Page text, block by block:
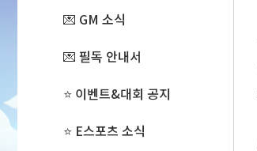
💌 GM 소식
💌 필독 안내서
⭐ 이벤트&대회 공지
⭐ E스포츠 소식